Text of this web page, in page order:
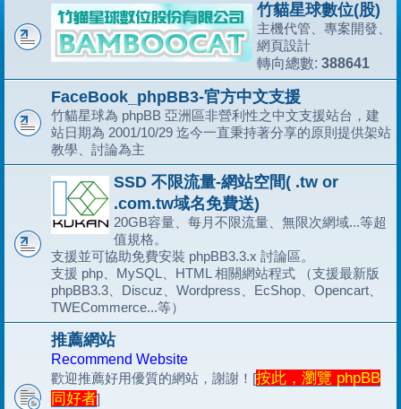
竹貓星球數位(股)
主機代管、專案開發、
網頁設計
轉向總數: 388641
FaceBook_phpBB3-官方中文支援
竹貓星球為 phpBB 亞洲區非營利性之中文支援站台，建
站日期為 2001/10/29 迄今一直秉持著分享的原則提供架站
教學、討論為主
SSD 不限流量-網站空間( .tw or
.com.tw域名免費送)
20GB容量、每月不限流量、無限次網域...等超
值規格。
支援並可協助免費安裝 phpBB3.3.x 討論區。
支援 php、MySQL、HTML 相關網站程式 （支援最新版
phpBB3.3、Discuz、Wordpress、EcShop、Opencart、
TWECommerce...等）
推薦網站
Recommend Website
歡迎推薦好用優質的網站，謝謝！[按此，瀏覽 phpBB
同好者]